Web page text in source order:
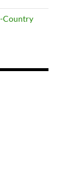
Country